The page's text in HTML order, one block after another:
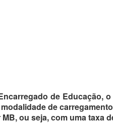
de Educação,
de
ou seja, com uma taxa